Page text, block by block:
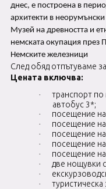
днес, е построена в
архитекти в
Музей на древността и
немската окупация през
Немските железници
След обяд отпътуваме
Цената включва:
·
транспорт
автобус 3*;
· посещение на
· посещение
· посещение
· посещение
· посещение на
· две нощувки
·
· туристическа